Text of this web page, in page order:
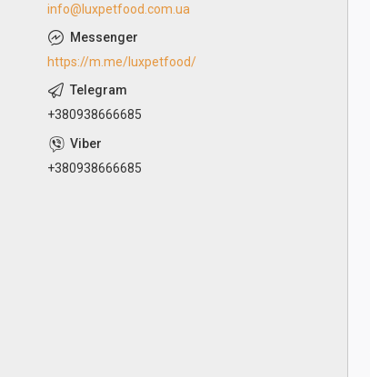
info@luxpetfood.com.ua
https://m.me/luxpetfood/
+380938666685
+380938666685